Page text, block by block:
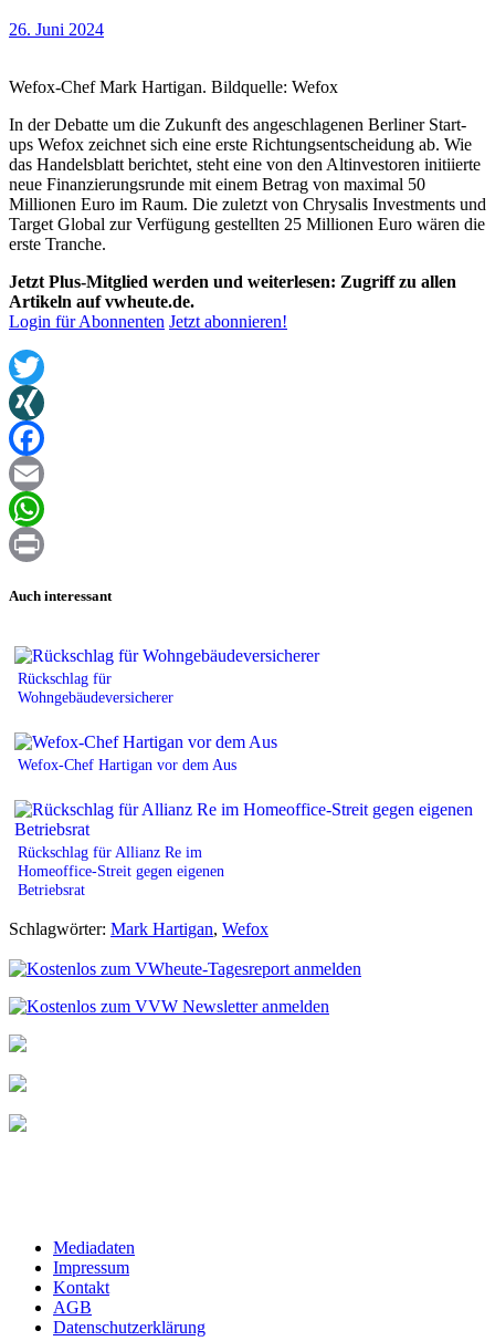
26. Juni 2024
Wefox-Chef Mark Hartigan. Bildquelle: Wefox
In der Debatte um die Zukunft des angeschlagenen Berliner Start-
ups Wefox zeichnet sich eine erste Richtungsentscheidung ab. Wie
das Handelsblatt berichtet, steht eine von den Altinvestoren initiierte
neue Finanzierungsrunde mit einem Betrag von maximal 50
Millionen Euro im Raum. Die zuletzt von Chrysalis Investments und
Target Global zur Verfügung gestellten 25 Millionen Euro wären die
erste Tranche.
Jetzt Plus-Mitglied werden und weiterlesen: Zugriff zu allen
Artikeln auf vwheute.de.
Login für Abonnenten Jetzt abonnieren!
Twitter
XING
Facebook
Email
WhatsApp
Auch interessant
Rückschlag für
Wohngebäudeversicherer
Wefox-Chef Hartigan vor dem Aus
Rückschlag für Allianz Re im
Homeoffice-Streit gegen eigenen
Betriebsrat
Schlagwörter: Mark Hartigan, Wefox
Mediadaten
Impressum
Kontakt
AGB
Datenschutzerklärung